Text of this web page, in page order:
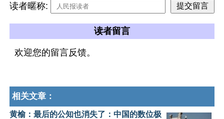
读者暱称:
读者留言
欢迎您的留言反馈。
相关文章：
黄榆：最后的公知也消失了：中国的数位极